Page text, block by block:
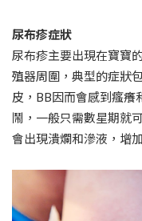
尿布疹症狀
尿布疹主要出現在寶寶
殖器周圍，典型的症狀
皮，BB因而會感到瘙癢
鬧，一般只需數星期就
會出現潰爛和滲液，增